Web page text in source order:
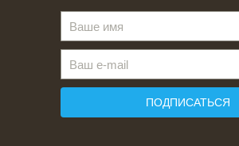
ПОДПИСАТЬСЯ